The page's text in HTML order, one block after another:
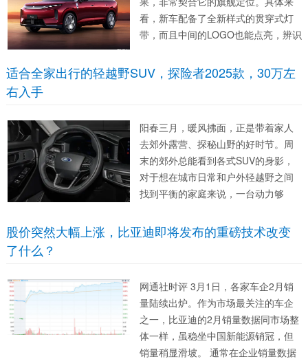
看，新车配备了全新样式的贯穿式灯
带，而且中间的LOGO也能点亮，辨识
在一定程度上提升了车头的视觉高
度。下部则是梯形进气口，车顶还有
适合全家出行的轻越野SUV，探险者2025款，30万左
右入手
阳春三月，暖风拂面，正是带着家人
去郊外露营、探秘山野的好时节。周
末的郊外总能看到各式SUV的身影，
对于想在城市日常和户外轻越野之间
找到平衡的家庭来说，一台动力够
型就显得格外重要。福特探险者(图片|
配置|询价)2025款这一代，正好把轻
股价突然大幅上涨，比亚迪即将发布的重磅技术改变
了什么？
网通社时评 3月1日，各家车企2月销
量陆续出炉。作为市场最关注的车企
之一，比亚迪的2月销量数据同市场整
体一样，虽稳坐中国新能源销冠，但
销量稍显滑坡。 通常在企业销量数据